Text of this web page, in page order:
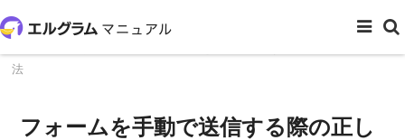
法
フォームを手動で送信する際の正し